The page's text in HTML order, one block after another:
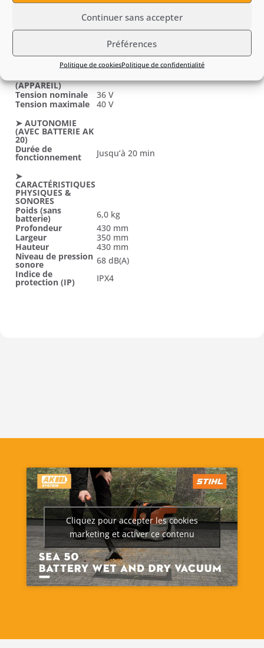
Continuer sans accepter
Préférences
Politique de cookiesPolitique de confidentialité
Diamètre intérieur
32 mm
Tuyau 2,0 m, tube d’aspiration en 2
parties, palette de sol combinée,
suceur plat, suceur à brosse, filtre
PET, filtre humide, sac à poussière
➤ BATTERIE &
(APPAREIL)
Tension nominale
36 V
Tension maximale
40 V
➤ AUTONOMIE
(AVEC BATTERIE AK
20)
Durée de
fonctionnement Jusqu’à 20 min
➤
CARACTÉRISTIQUES
PHYSIQUES &
SONORES
Poids (sans
batterie)
6,0 kg
Profondeur
430 mm
Largeur
350 mm
Hauteur
430 mm
Niveau de pression
sonore
68 dB(A)
Indice de
protection (IP) IPX4
Cliquez pour accepter les cookies
marketing et activer ce contenu